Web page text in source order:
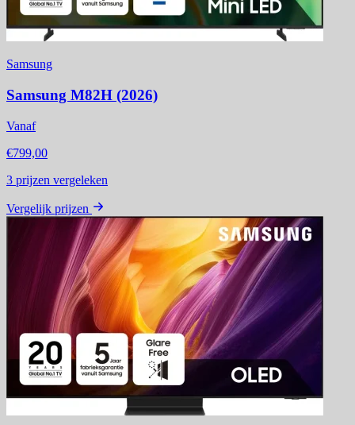
Samsung
Samsung M82H (2026)
Vanaf
€799,00
3 prijzen vergeleken
Vergelijk prijzen